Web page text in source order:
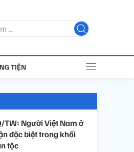
TIỆN
TW: Người Việt Nam ở
đặc biệt trong khối
tộc